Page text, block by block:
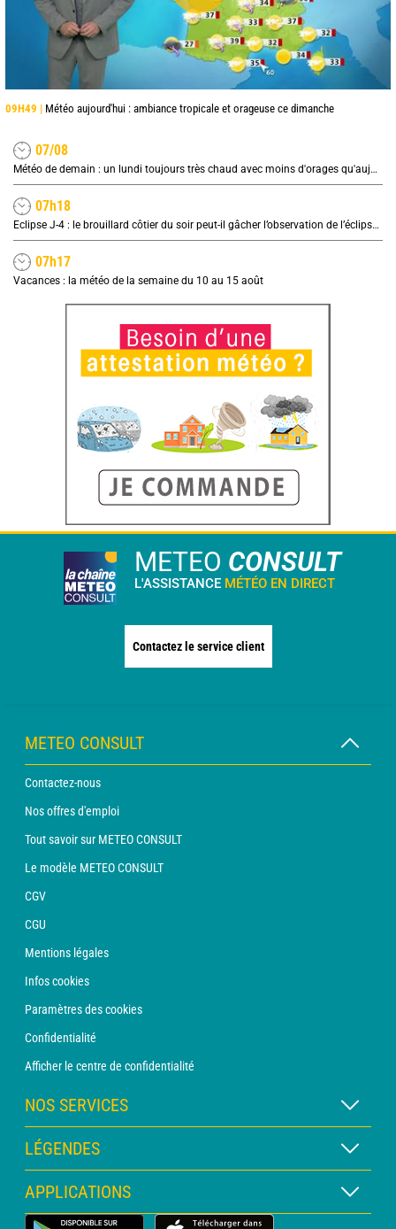
09H49 | Météo aujourd'hui : ambiance tropicale et orageuse ce dimanche
07/08
Météo de demain : un lundi toujours très chaud avec moins d'orages qu'aujourd'hui
07h18
Eclipse J-4 : le brouillard côtier du soir peut-il gâcher l’observation de l’éclipse à la plage ?
07h17
Vacances : la météo de la semaine du 10 au 15 août
METEO CONSULT
L'ASSISTANCE MÉTÉO EN DIRECT
Contactez le service client
METEO CONSULT
Contactez-nous
Nos offres d'emploi
Tout savoir sur METEO CONSULT
Le modèle METEO CONSULT
CGV
CGU
Mentions légales
Infos cookies
Paramètres des cookies
Confidentialité
Afficher le centre de confidentialité
NOS SERVICES
Abonnement METEO Xpert
Abonnement METEO PRO
Consultation avec un prévisionniste
LÉGENDES
Légende des cartes
Légende des pictogrammes
APPLICATIONS